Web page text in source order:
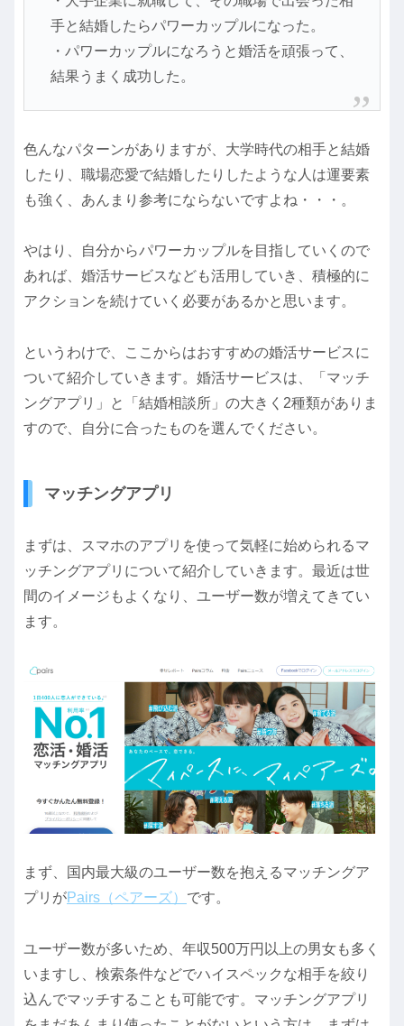
手と結婚したらパワーカップルになった。
・パワーカップルになろうと婚活を頑張って、
結果うまく成功した。
色んなパターンがありますが、大学時代の相手と結婚
したり、職場恋愛で結婚したりしたような人は運要素
も強く、あんまり参考にならないですよね・・・。
やはり、自分からパワーカップルを目指していくので
あれば、婚活サービスなども活用していき、積極的に
アクションを続けていく必要があるかと思います。
というわけで、ここからはおすすめの婚活サービスに
ついて紹介していきます。婚活サービスは、「マッチ
ングアプリ」と「結婚相談所」の大きく2種類がありま
すので、自分に合ったものを選んでください。
マッチングアプリ
まずは、スマホのアプリを使って気軽に始められるマ
ッチングアプリについて紹介していきます。最近は世
間のイメージもよくなり、ユーザー数が増えてきてい
ます。
まず、国内最大級のユーザー数を抱えるマッチングア
プリがPairs（ペアーズ） です。
ユーザー数が多いため、年収500万円以上の男女も多く
いますし、検索条件などでハイスペックな相手を絞り
込んでマッチすることも可能です。マッチングアプリ